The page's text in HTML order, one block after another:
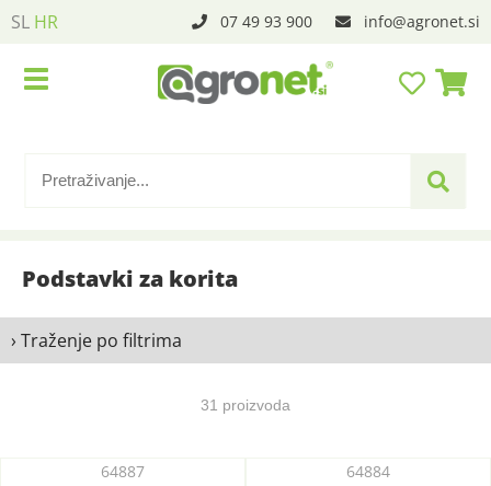
SL HR 07 49 93 900 info agronet.si
Podstavki za korita
› Traženje po filtrima
31 proizvoda
64887 64884